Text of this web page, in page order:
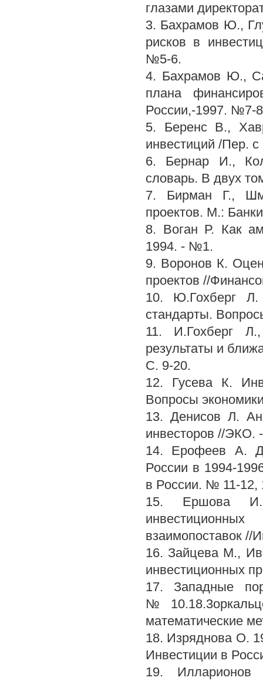
глазами
3. Бахрамов Ю.,
рисков в
№5-6.
4. Бахрамов Ю.,
плана
России,-1997. №7-
5. Беренс В.,
инвестиций /Пер.
6. Бернар И.,
словарь. В двух
7. Бирман Г.,
проектов. М.:
8. Воган Р. Как
1994. - №1.
9. Воронов К.
проектов //
10. Ю.Гохберг Л.
стандарты.
11. И.Гохберг
результаты и
С. 9-20.
12. Гусева К.
Вопросы
13. Денисов Л.
инвесторов //ЭКО.
14. Ерофеев А.
России в 1994-
в России. № 11-12,
15. Ершова И.
взаимопоставок //
16. Зайцева М.,
инвестиционных
17. Западные
математические
18. Изряднова О.
Инвестиции в
19. Илларионов